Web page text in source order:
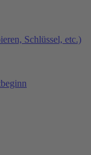
Schlüssel, etc.)